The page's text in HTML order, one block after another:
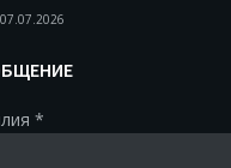
07.07.2026
*